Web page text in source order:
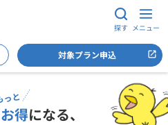
探す メニュー
対象プラン申込
っと
お得になる、